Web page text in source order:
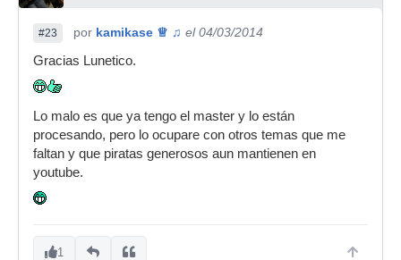
#23 por kamikase ♕ ♫ el 04/03/2014
Gracias Lunetico.
Lo malo es que ya tengo el master y lo están
procesando, pero lo ocupare con otros temas que me
faltan y que piratas generosos aun mantienen en
youtube.
1